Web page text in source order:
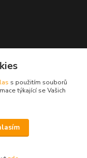
s použitím souborů
týkající se Vašich